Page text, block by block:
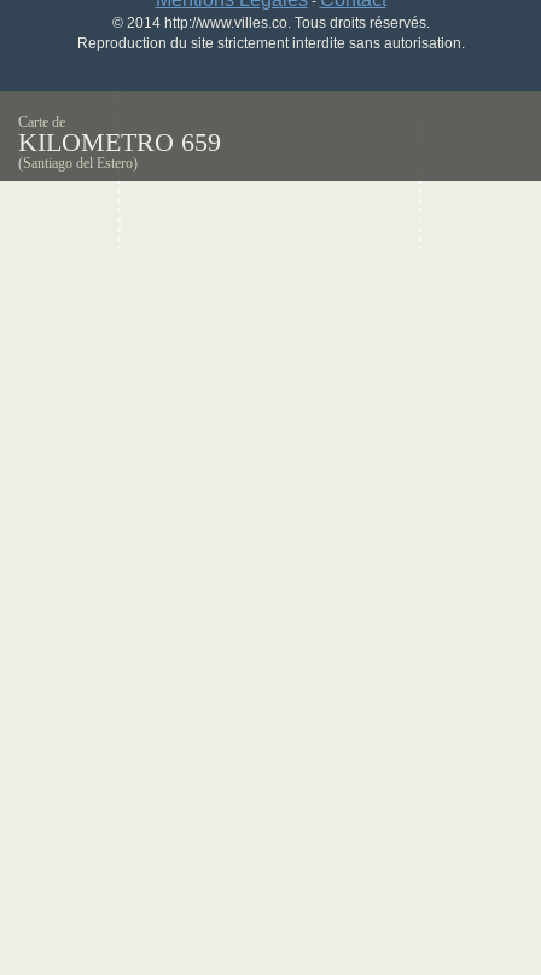
© 2014 http://www.villes.co. Tous droits réservés.
Reproduction du site strictement interdite sans autorisation.
Carte de
KILOMETRO 659
(Santiago del Estero)